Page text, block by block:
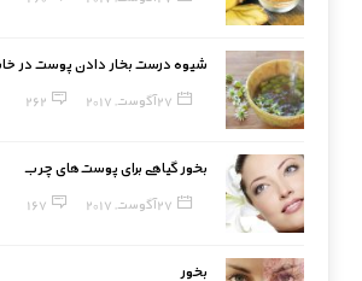
شیوه درست بخار دادن پوست در
27 آگوست, 2017 262
بخور گیاهی برای پوست‌های چرب
27 آگوست, 2017 167
بخور